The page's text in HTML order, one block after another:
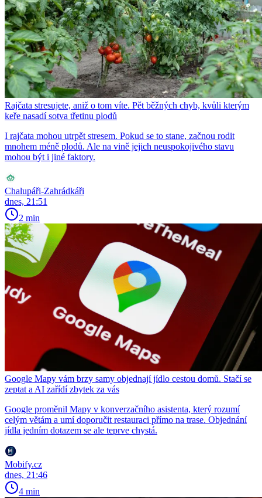
Rajčata stresujete, aniž o tom víte. Pět běžných chyb, kvůli kterým
keře nasadí sotva třetinu plodů
I rajčata mohou utrpět stresem. Pokud se to stane, začnou rodit
mnohem méně plodů. Ale na vině jejich neuspokojivého stavu
mohou být i jiné faktory.
Chalupáři-Zahrádkáři
dnes, 21:51
2 min
Google Mapy vám brzy samy objednají jídlo cestou domů. Stačí se
zeptat a AI zařídí zbytek za vás
Google proměnil Mapy v konverzačního asistenta, který rozumí
celým větám a umí doporučit restauraci přímo na trase. Objednání
jídla jedním dotazem se ale teprve chystá.
Mobify.cz
dnes, 21:46
4 min